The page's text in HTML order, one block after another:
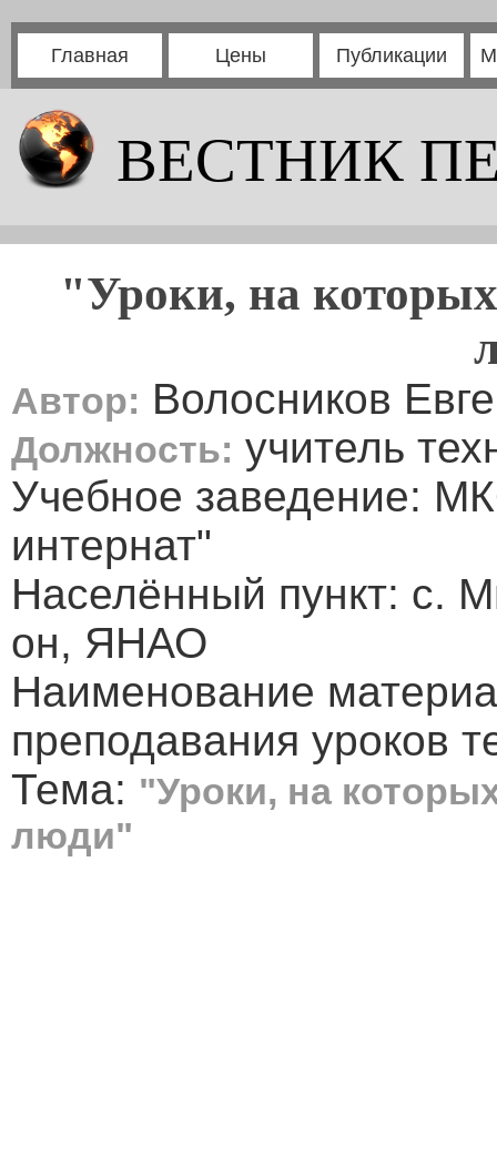
Главная Цены Публикации
ВЕСТНИК
"Уроки, на
Автор: Волосников
Должность: учитель
Учебное заведение:
интернат"
Населённый пункт: с.
он, ЯНАО
Наименование
преподавания уроков
Тема: "Уроки, на
люди"